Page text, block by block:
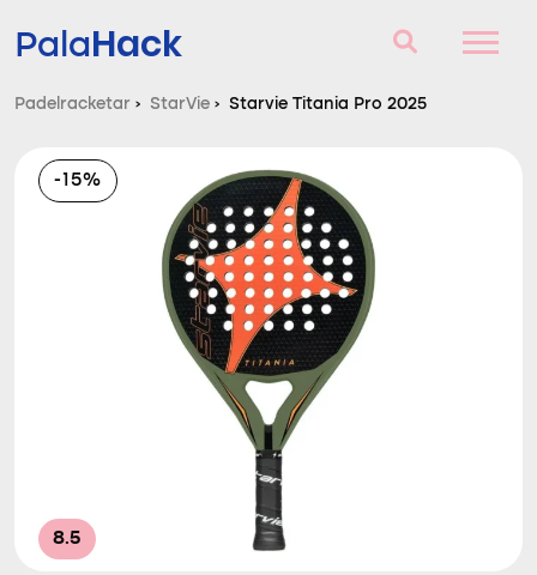
PalaHack
Frågor och svar
Komparator
Padelracketar › StarVie › Starvie Titania Pro 2025
-15%
8.5